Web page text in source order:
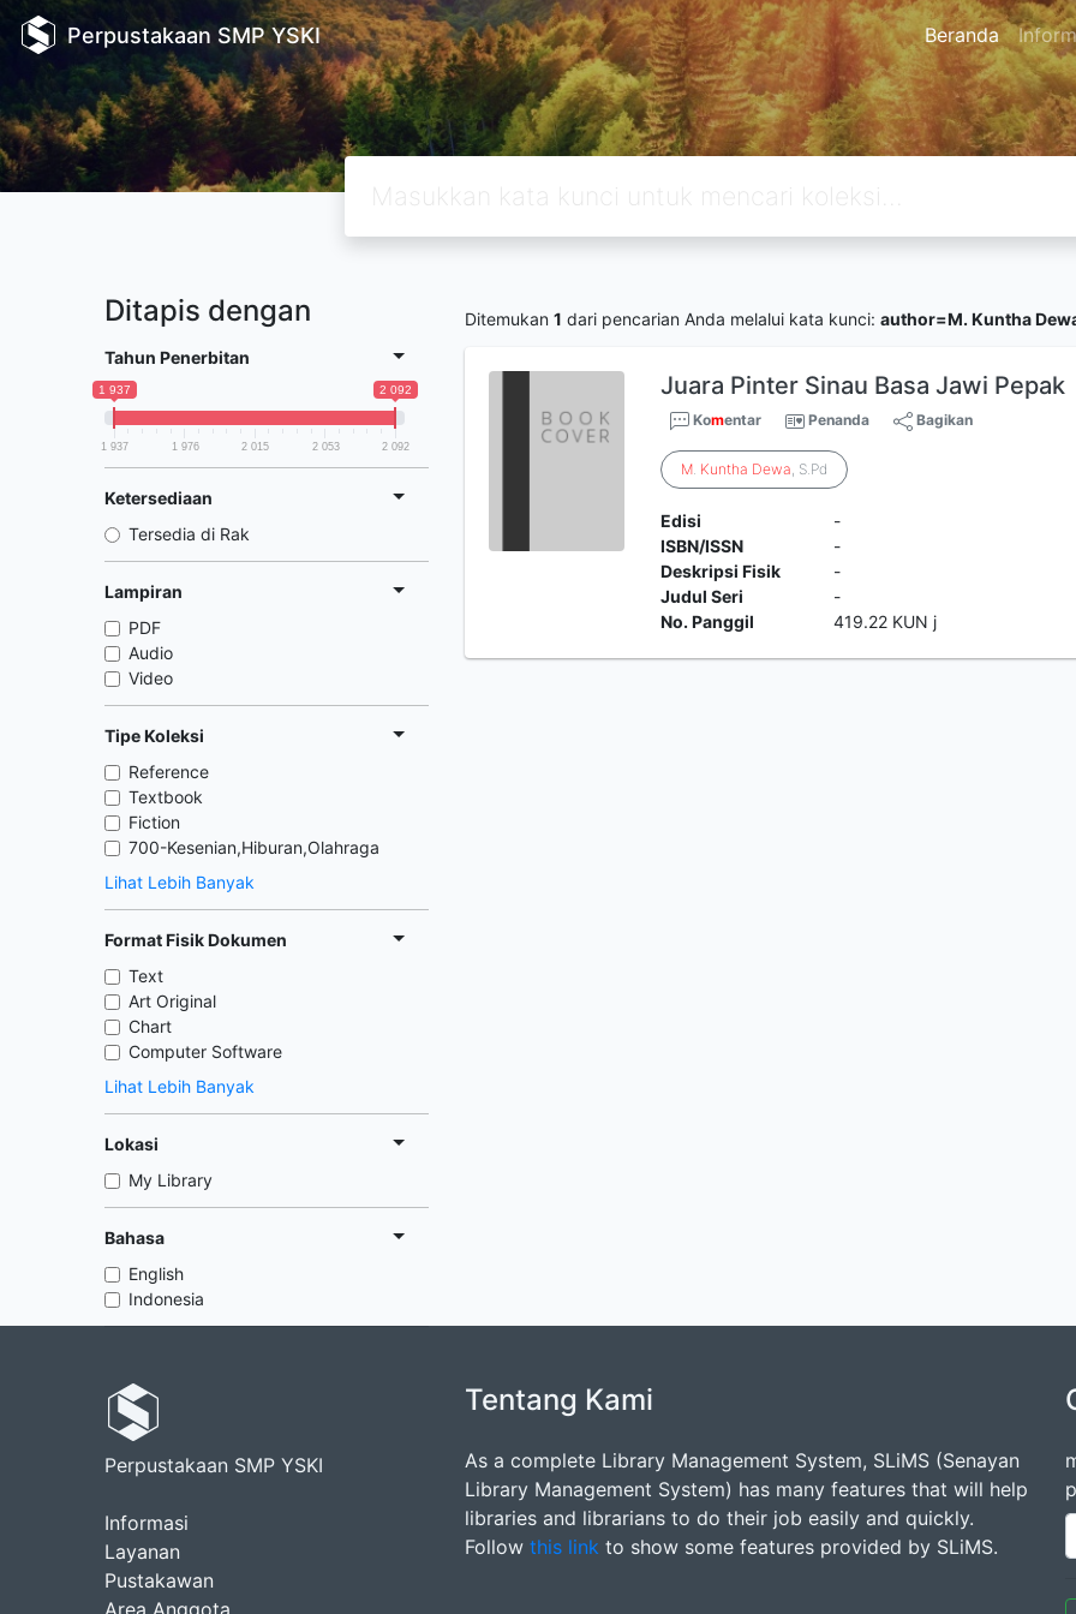
Perpustakaan SMP YSKI Beranda
Ditapis dengan
Tahun Penerbitan
1 937 2 092
1 937 1 976 2 015 2 053 2 092
Ketersediaan
Tersedia di Rak
Lampiran
PDF
Audio
Video
Tipe Koleksi
Reference
Textbook
Fiction
700-Kesenian,Hiburan,Olahraga
Lihat Lebih Banyak
Format Fisik Dokumen
Text
Art Original
Chart
Computer Software
Lihat Lebih Banyak
Lokasi
My Library
Bahasa
English
Indonesia
Ditemukan 1 dari pencarian Anda melalui kata kunci: author=M. Kuntha
Juara Pinter Sinau Basa Jawi Pepak
Komentar Penanda Bagikan
M. Kuntha Dewa, S.Pd
Edisi
-
ISBN/ISSN
-
Deskripsi Fisik
-
Judul Seri
-
No. Panggil
419.22 KUN j
Perpustakaan SMP YSKI
Informasi
Layanan
Pustakawan
Area Anggota
Tentang Kami
As a complete Library Management System, SLiMS (Senayan
Library Management System) has many features that will help
libraries and librarians to do their job easily and quickly.
Follow this link to show some features provided by SLiMS.